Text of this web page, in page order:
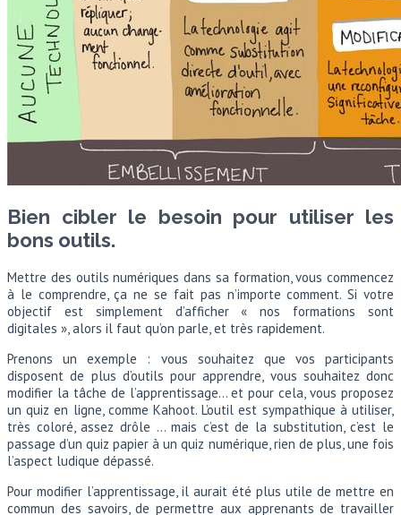
Bien cibler le besoin pour utiliser les
bons outils.
Mettre des outils numériques dans sa formation, vous commencez
à le comprendre, ça ne se fait pas n’importe comment. Si votre
objectif est simplement d’afficher « nos formations sont
digitales », alors il faut qu’on parle, et très rapidement.
Prenons un exemple : vous souhaitez que vos participants
disposent de plus d’outils pour apprendre, vous souhaitez donc
modifier la tâche de l’apprentissage… et pour cela, vous proposez
un quiz en ligne, comme Kahoot. L’outil est sympathique à utiliser,
très coloré, assez drôle … mais c’est de la substitution, c’est le
passage d’un quiz papier à un quiz numérique, rien de plus, une fois
l’aspect ludique dépassé.
Pour modifier l’apprentissage, il aurait été plus utile de mettre en
commun des savoirs, de permettre aux apprenants de travailler